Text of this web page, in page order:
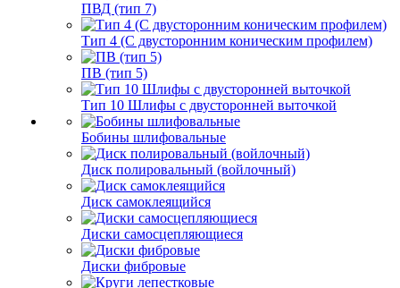
ПВД (тип 7)
Тип 4 (С двусторонним коническим профилем)
ПВ (тип 5)
Тип 10 Шлифы с двусторонней выточкой
Бобины шлифовальные
Диск полировальный (войлочный)
Диск самоклеящийся
Диски самосцепляющиеся
Диски фибровые